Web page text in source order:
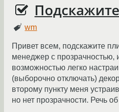
wm
Привет всем, подскажите
менеджер с прозрачностью,
возможностью легко
(выборочно отключать)
второму пункту меня
но нет прозрачности. Речь